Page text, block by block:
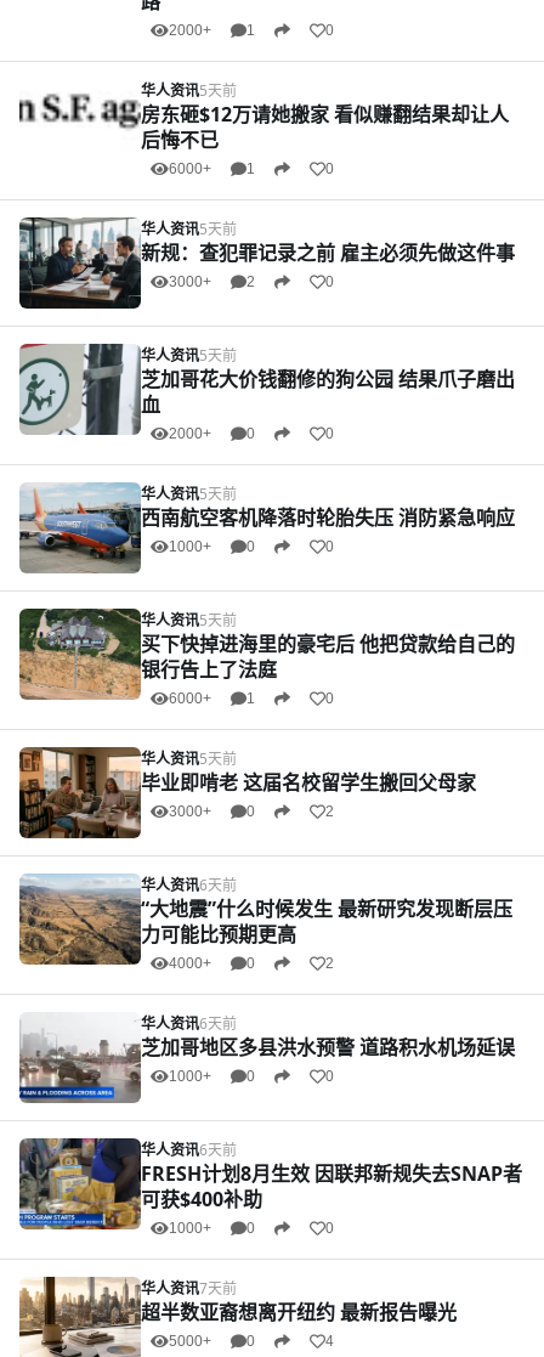
2000+ 1 0
华人资讯5天前
房东砸$12万请她搬家 看似赚翻结果却让人
后悔不已
6000+ 1 0
华人资讯5天前
新规：查犯罪记录之前 雇主必须先做这件事
3000+ 2 0
华人资讯5天前
芝加哥花大价钱翻修的狗公园 结果爪子磨出
血
2000+ 0 0
华人资讯5天前
西南航空客机降落时轮胎失压 消防紧急响应
1000+ 0 0
华人资讯5天前
买下快掉进海里的豪宅后 他把贷款给自己的
银行告上了法庭
6000+ 1 0
华人资讯5天前
毕业即啃老 这届名校留学生搬回父母家
3000+ 0 2
华人资讯6天前
“大地震”什么时候发生 最新研究发现断层压
力可能比预期更高
4000+ 0 2
华人资讯6天前
芝加哥地区多县洪水预警 道路积水机场延误
1000+ 0 0
华人资讯6天前
FRESH计划8月生效 因联邦新规失去SNAP者
可获$400补助
1000+ 0 0
华人资讯7天前
超半数亚裔想离开纽约 最新报告曝光
5000+ 0 4